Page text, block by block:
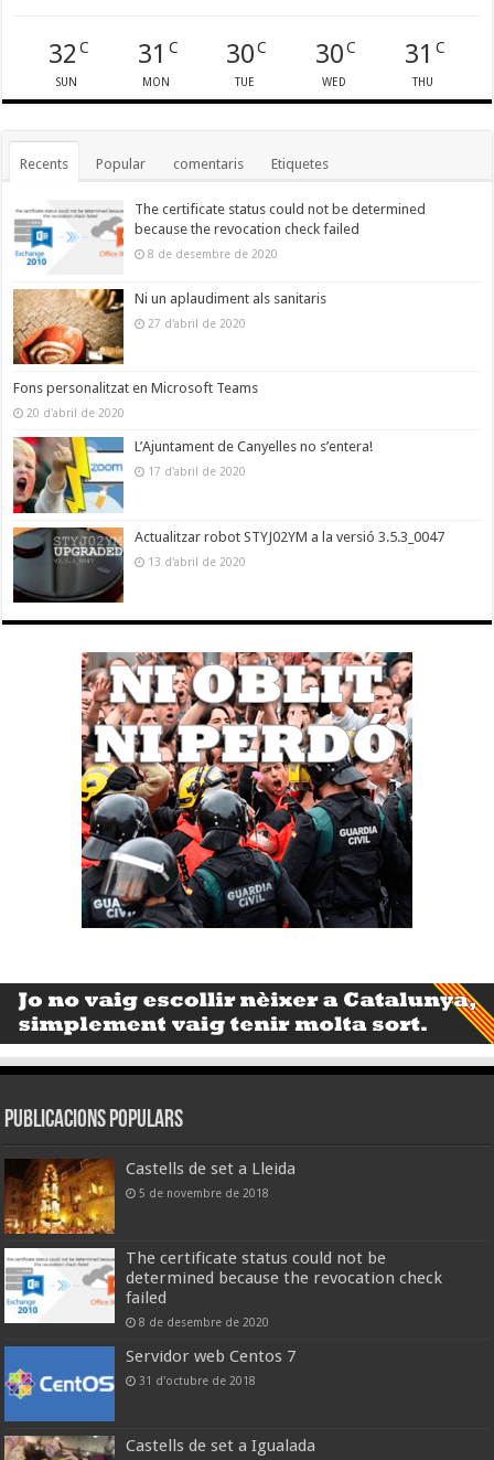
32 C
SUN
31 C
MON
30 C
TUE
30C
WED
31 C
THU
Recents Popular comentaris Etiquetes
The certificate status could not be determined
because the revocation check failed
8 de desembre de 2020
Ni un aplaudiment als sanitaris
27 d'abril de 2020
Fons personalitzat en Microsoft Teams
20 d'abril de 2020
L’Ajuntament de Canyelles no s’entera!
17 d'abril de 2020
Actualitzar robot STYJ02YM a la versió 3.5.3_0047
13 d'abril de 2020
Publicacions populars
Castells de set a Lleida
5 de novembre de 2018
The certificate status could not be
determined because the revocation check
failed
8 de desembre de 2020
Servidor web Centos 7
31 d'octubre de 2018
Castells de set a Igualada